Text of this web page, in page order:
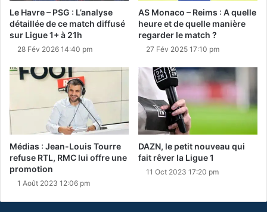
Le Havre – PSG : L’analyse
détaillée de ce match diffusé
sur Ligue 1+ à 21h
28 Fév 2026 14:40 pm
AS Monaco – Reims : A quelle
heure et de quelle manière
regarder le match ?
27 Fév 2025 17:10 pm
Médias : Jean-Louis Tourre
refuse RTL, RMC lui offre une
promotion
1 Août 2023 12:06 pm
DAZN, le petit nouveau qui
fait rêver la Ligue 1
11 Oct 2023 17:20 pm